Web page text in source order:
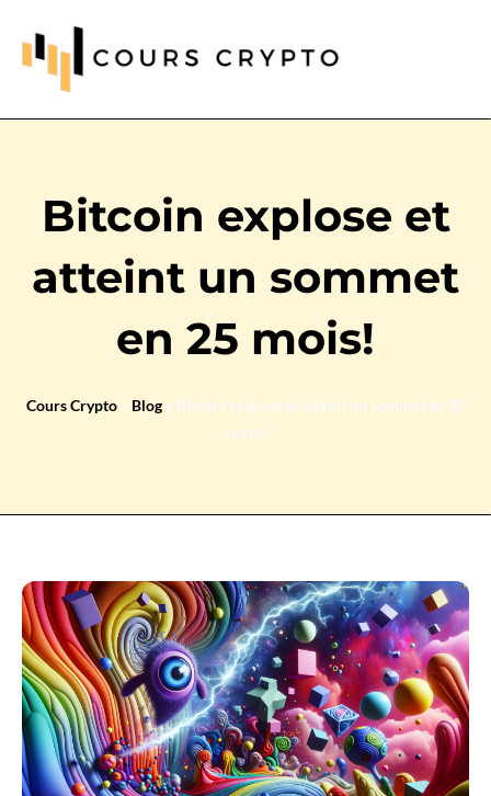
Bitcoin explose et
atteint un sommet
en 25 mois!
Cours Crypto» Blog» Bitcoin explose et atteint un sommet en 25
mois!